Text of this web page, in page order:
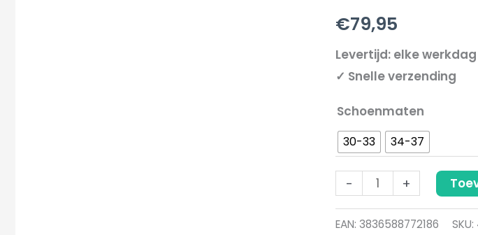
€79,95
Levertijd: elke
✓ Snelle verzending
Schoenmaten
30-33 34-37
- +
EAN: 3836588772186 SKU: